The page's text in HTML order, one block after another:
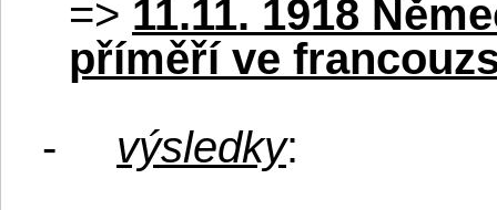
=> 11.11. 1918
příměří ve
-
výsledky: